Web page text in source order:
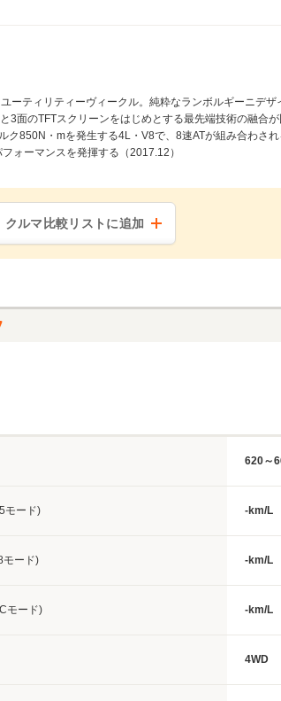
ーティリティーヴィークル。純粋なランボルギーニデ
3面のTFTスクリーンをはじめとする最先端技術の融合
850N・mを発生する4L・V8で、8速ATが組み合わさ
ォーマンスを発揮する（2017.12）
クルマ比較リストに追加
620～
モード) -km/L
モード) -km/L
モード) -km/L
4WD